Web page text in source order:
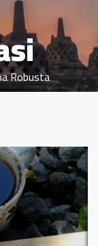
Robusta